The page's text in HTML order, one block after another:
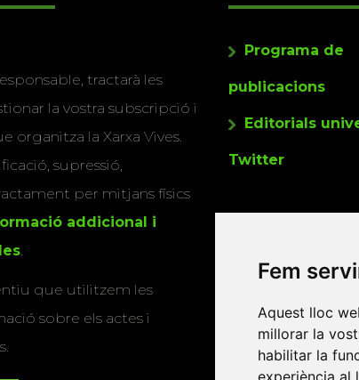
Fem
Aquest lloc
millorar la
habilitar la
experiència al
tractarà les
la vostra subscripció i
organitza la Xarxa Vives.
supressió,
per mitjans físics
addicional i
.
que utilitzem les
sobre els actes i
Programa de
publicacions
Editorials
Twitter